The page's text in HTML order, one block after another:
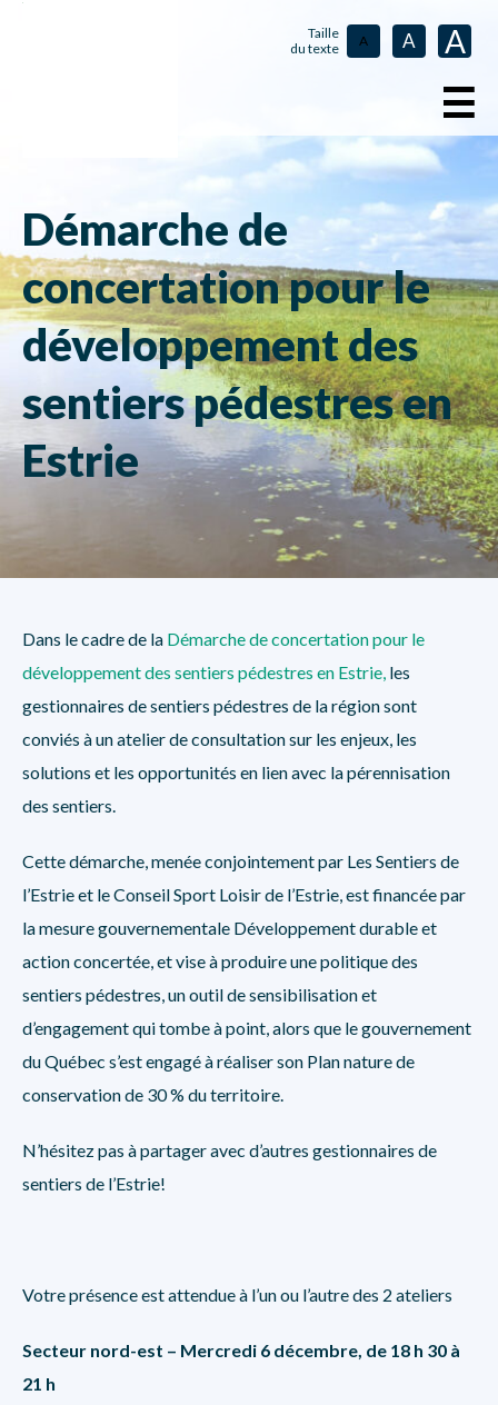
Taille
du texte
A A A
☰
Démarche de
concertation pour le
développement des
sentiers pédestres en
Estrie
Dans le cadre de la Démarche de concertation pour le
développement des sentiers pédestres en Estrie, les
gestionnaires de sentiers pédestres de la région sont
conviés à un atelier de consultation sur les enjeux, les
solutions et les opportunités en lien avec la pérennisation
des sentiers.
Cette démarche, menée conjointement par Les Sentiers de
l’Estrie et le Conseil Sport Loisir de l’Estrie, est financée par
la mesure gouvernementale Développement durable et
action concertée, et vise à produire une politique des
sentiers pédestres, un outil de sensibilisation et
d’engagement qui tombe à point, alors que le gouvernement
du Québec s’est engagé à réaliser son Plan nature de
conservation de 30 % du territoire.
N’hésitez pas à partager avec d’autres gestionnaires de
sentiers de l’Estrie!
Votre présence est attendue à l’un ou l’autre des 2 ateliers
Secteur nord-est – Mercredi 6 décembre, de 18 h 30 à
21 h